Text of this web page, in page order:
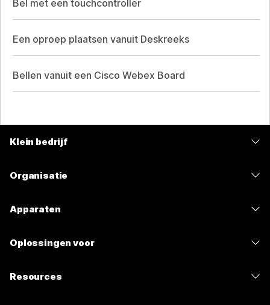
Bel met een touchcontroller
Een oproep plaatsen vanuit Deskreeks
Bellen vanuit een Cisco Webex Board
Klein bedrijf
Organisatie
Apparaten
Oplossingen voor
Resources